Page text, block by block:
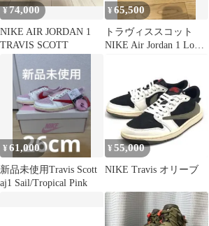
¥74,000
NIKE AIR JORDAN 1
TRAVIS SCOTT
¥65,500
トラヴィススコット
NIKE Air Jordan 1 Low
¥61,000
新品未使用Travis Scott
aj1 Sail/Tropical Pink
¥ 55,000
NIKE Travis オリーブ